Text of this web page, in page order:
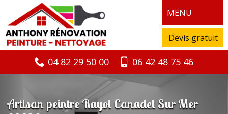
MENU
Devis gratuit
04 82 29 50 00 06 42 48 75 46
Artisan peintre Rayol Canadel Sur Mer